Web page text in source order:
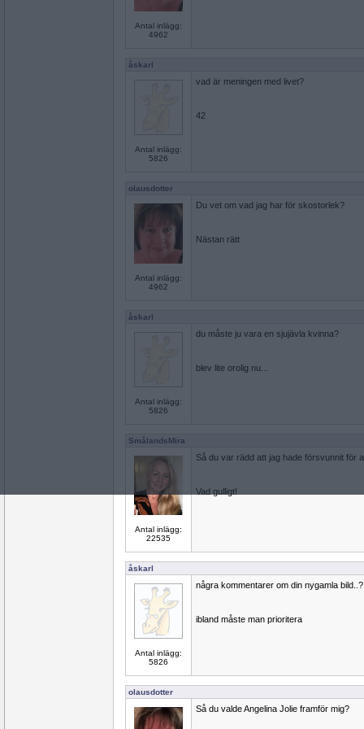
Antal inlägg:
4962
åskarl
Antal inlägg:
5826
vad är meningen med livet?
42
olausdotter
Antal inlägg:
4962
Du vet om vad jag har för skostorlek?
Nästan rätt
åskarl
Antal inlägg:
5826
du måste ju vara en sjujävla kvinna?
blev lite orolig nu...
SmålandsMira
Antal inlägg:
22535
Så du var rädd att jag hade försvunnit för
Vad gulligt!
åskarl
Antal inlägg:
5826
några kommentarer om din nygamla bild..?
ibland måste man prioritera
olausdotter
Så du valde Angelina Jolie framför mig?